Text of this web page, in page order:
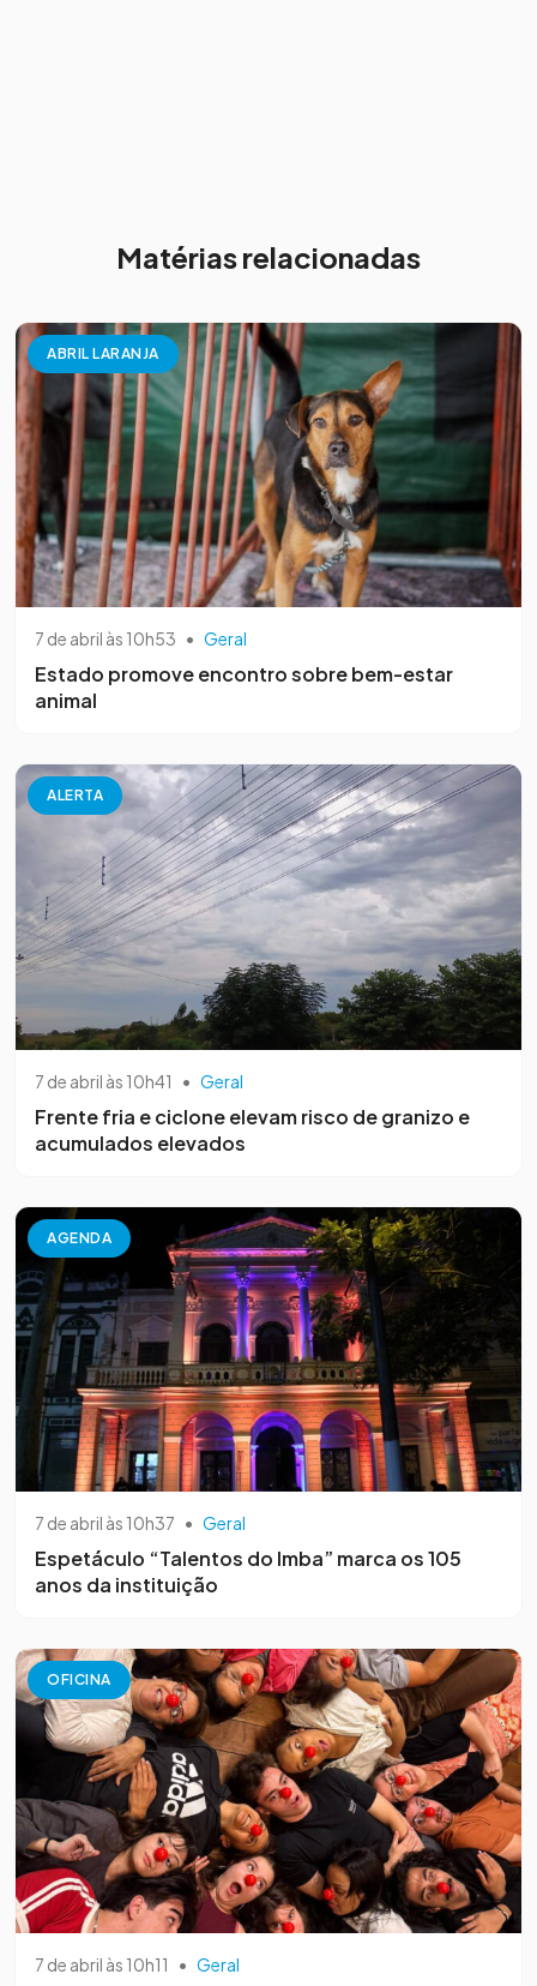
Matérias relacionadas
ABRIL LARANJA
7 de abril às 10h53 • Geral
Estado promove encontro sobre bem-estar
animal
ALERTA
7 de abril às 10h41 • Geral
Frente fria e ciclone elevam risco de granizo e
acumulados elevados
AGENDA
7 de abril às 10h37 • Geral
Espetáculo “Talentos do Imba” marca os 105
anos da instituição
OFICINA
7 de abril às 10h11 • Geral